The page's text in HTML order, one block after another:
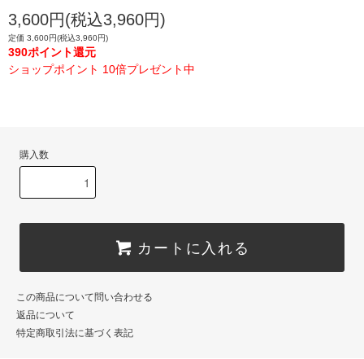
3,600円(税込3,960円)
定価 3,600円(税込3,960円)
390ポイント還元
ショップポイント 10倍プレゼント中
購入数
カートに入れる
この商品について問い合わせる
返品について
特定商取引法に基づく表記